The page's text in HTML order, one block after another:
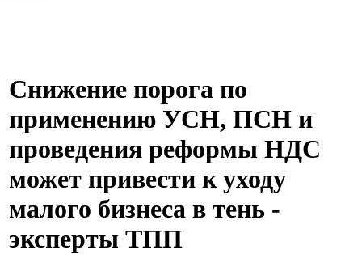
Снижение порога по
применению УСН, ПСН и
проведения реформы НДС
может привести к уходу
малого бизнеса в тень -
эксперты ТПП